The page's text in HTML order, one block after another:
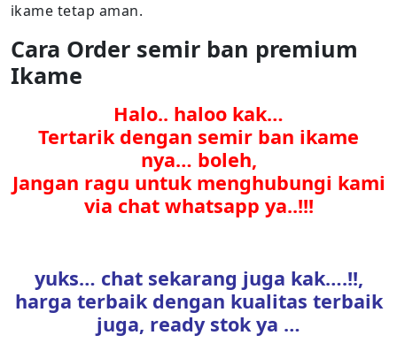
ikame tetap aman.
Cara Order semir ban premium
Ikame
Halo.. haloo kak…
Tertarik dengan semir ban ikame
nya… boleh,
Jangan ragu untuk menghubungi kami
via chat whatsapp ya..!!!
yuks… chat sekarang juga kak….!!,
harga terbaik dengan kualitas terbaik
juga, ready stok ya …